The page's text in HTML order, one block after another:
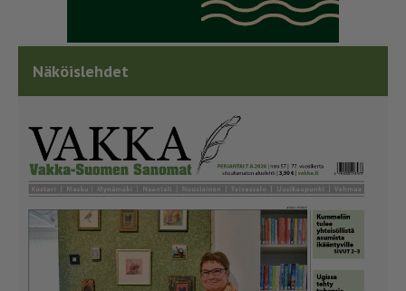
Näköislehdet